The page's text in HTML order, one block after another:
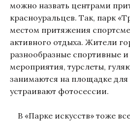
можно назвать центрами
красноуральцев. Так, парк
местом притяжения
активного отдыха. Жители
разнообразные спортивные
мероприятия, турслеты,
занимаются на площадке для
устраивают фотосессии.
В «Парке искусств» тоже